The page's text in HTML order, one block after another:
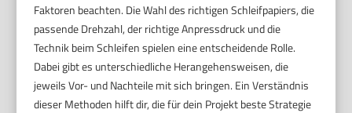
Faktoren beachten. Die Wahl des richtigen Schleifpapiers, die
passende Drehzahl, der richtige Anpressdruck und die
Technik beim Schleifen spielen eine entscheidende Rolle.
Dabei gibt es unterschiedliche Herangehensweisen, die
jeweils Vor- und Nachteile mit sich bringen. Ein Verständnis
dieser Methoden hilft dir, die für dein Projekt beste Strategie